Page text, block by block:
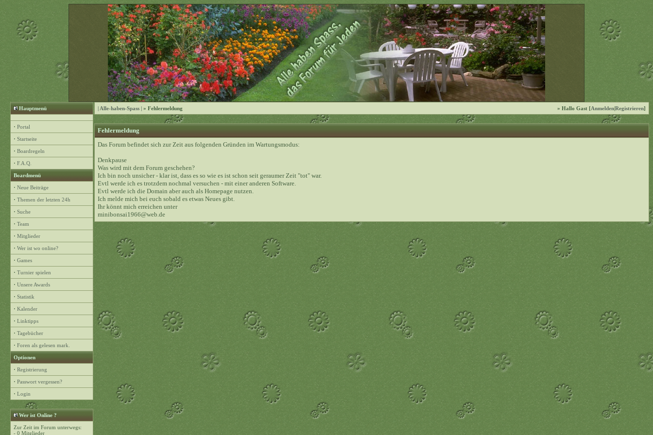
Hauptmenü
· Portal
· Startseite
· Boardregeln
· F.A.Q.
Boardmenü
· Neue Beiträge
· Themen der letzten 24h
· Suche
· Team
· Mitglieder
· Wer ist wo online?
· Games
· Turnier spielen
· Unsere Awards
· Statistik
· Kalender
· Linktipps
· Tagebücher
· Foren als gelesen mark.
Optionen
· Registrierung
· Passwort vergessen?
· Login
Wer ist Online ?
Zur Zeit im Forum unterwegs:
- 0 Mitglieder
| Alle-haben-Spass | » Fehlermeldung » Hallo Gast [Anmelden|Registrieren]
Fehlermeldung
Das Forum befindet sich zur Zeit aus folgenden Gründen im Wartungsmodus:
Denkpause
Was wird mit dem Forum geschehen?
Ich bin noch unsicher - klar ist, dass es so wie es ist schon seit geraumer Zeit "tot" war.
Evtl werde ich es trotzdem nochmal versuchen - mit einer anderen Software.
Evtl werde ich die Domain aber auch als Homepage nutzen.
Ich melde mich bei euch sobald es etwas Neues gibt.
Ihr könnt mich erreichen unter
minibonsai1966@web.de